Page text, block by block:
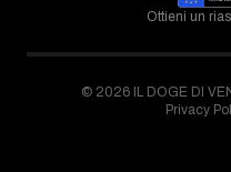
Ottieni un
© 2026 IL DOGE DI
Privacy